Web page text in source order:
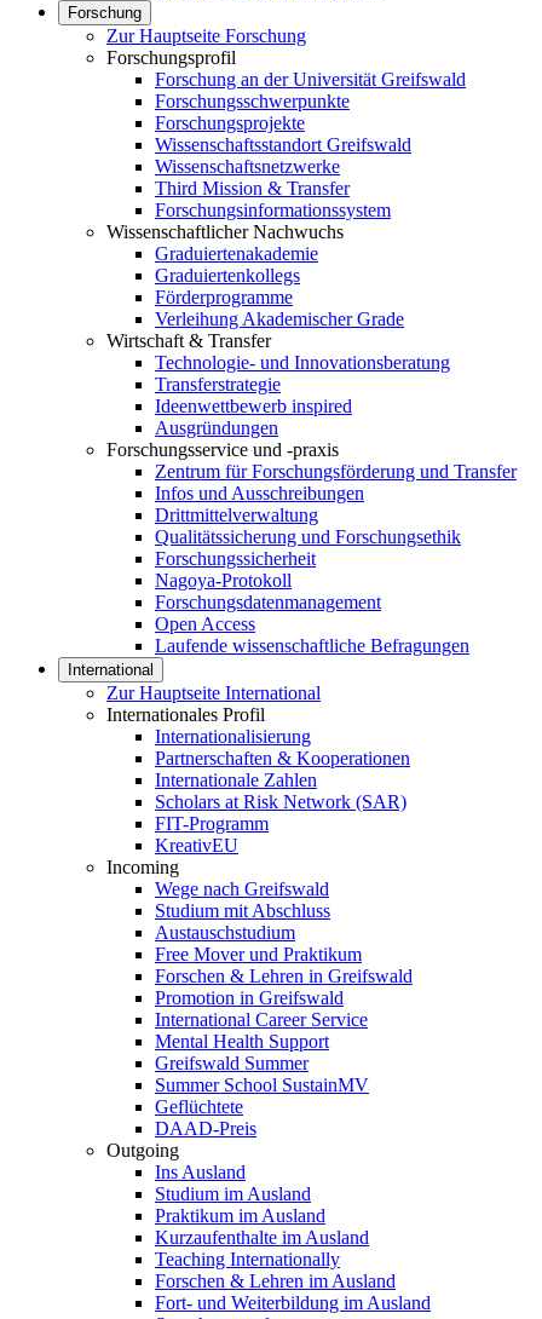
Forschung
Zur Hauptseite Forschung
Forschungsprofil
Forschung an der Universität Greifswald
Forschungsschwerpunkte
Forschungsprojekte
Wissenschaftsstandort Greifswald
Wissenschaftsnetzwerke
Third Mission & Transfer
Forschungsinformationssystem
Wissenschaftlicher Nachwuchs
Graduiertenakademie
Graduiertenkollegs
Förderprogramme
Verleihung Akademischer Grade
Wirtschaft & Transfer
Technologie- und Innovationsberatung
Transferstrategie
Ideenwettbewerb inspired
Ausgründungen
Forschungsservice und -praxis
Zentrum für Forschungsförderung und Transfer
Infos und Ausschreibungen
Drittmittelverwaltung
Qualitätssicherung und Forschungsethik
Forschungssicherheit
Nagoya-Protokoll
Forschungsdatenmanagement
Open Access
Laufende wissenschaftliche Befragungen
International
Zur Hauptseite International
Internationales Profil
Internationalisierung
Partnerschaften & Kooperationen
Internationale Zahlen
Scholars at Risk Network (SAR)
FIT-Programm
KreativEU
Incoming
Wege nach Greifswald
Studium mit Abschluss
Austauschstudium
Free Mover und Praktikum
Forschen & Lehren in Greifswald
Promotion in Greifswald
International Career Service
Mental Health Support
Greifswald Summer
Summer School SustainMV
Geflüchtete
DAAD-Preis
Outgoing
Ins Ausland
Studium im Ausland
Praktikum im Ausland
Kurzaufenthalte im Ausland
Teaching Internationally
Forschen & Lehren im Ausland
Fort- und Weiterbildung im Ausland